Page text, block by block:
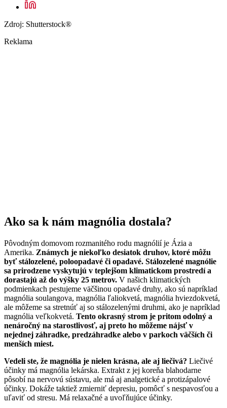
Zdroj: Shutterstock®
Reklama
Ako sa k nám magnólia dostala?
Pôvodným domovom rozmanitého rodu magnólií je Ázia a
Amerika. Známych je niekoľko desiatok druhov, ktoré môžu
byť stálozelené, poloopadavé či opadavé. Stálozelené magnólie
sa prirodzene vyskytujú v teplejšom klimatickom prostredí a
dorastajú až do výšky 25 metrov. V našich klimatických
podmienkach pestujeme väčšinou opadavé druhy, ako sú napríklad
magnólia soulangova, magnólia ľaliokvetá, magnólia hviezdokvetá,
ale môžeme sa stretnúť aj so stálozelenými druhmi, ako je napríklad
magnólia veľkokvetá. Tento okrasný strom je pritom odolný a
nenáročný na starostlivosť, aj preto ho môžeme nájsť v
nejednej záhradke, predzáhradke alebo v parkoch väčších či
menších miest.
Vedeli ste, že magnólia je nielen krásna, ale aj liečivá? Liečivé
účinky má magnólia lekárska. Extrakt z jej koreňa blahodarne
pôsobí na nervovú sústavu, ale má aj analgetické a protizápalové
účinky. Dokáže taktiež zmierniť depresiu, pomôcť s nespavosťou a
uľaviť od stresu. Má relaxačné a uvoľňujúce účinky.